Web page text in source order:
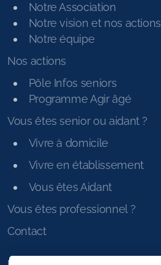
Notre Association
Notre vision et nos actions
Notre équipe
Nos actions
Pôle Infos seniors
Programme Agir âgé
Vous êtes senior ou aidant ?
Vivre à domicile
Vivre en établissement
Vous êtes Aidant
Vous êtes professionnel ?
Contact